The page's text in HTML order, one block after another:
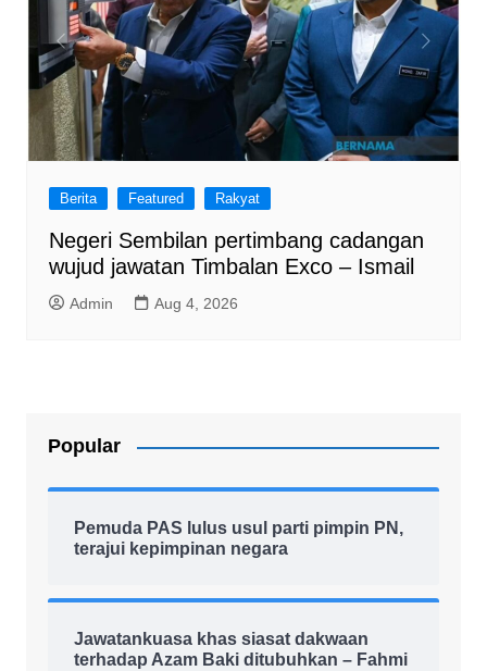
Berita Featured Rakyat
Negeri Sembilan pertimbang cadangan
wujud jawatan Timbalan Exco – Ismail
Admin Aug 4, 2026
Popular
Pemuda PAS lulus usul parti pimpin PN,
terajui kepimpinan negara
Jawatankuasa khas siasat dakwaan
terhadap Azam Baki ditubuhkan – Fahmi